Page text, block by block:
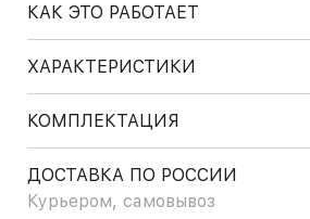
КАК ЭТО РАБОТАЕТ
ХАРАКТЕРИСТИКИ
КОМПЛЕКТАЦИЯ
ДОСТАВКА ПО РОССИИ
Курьером, самовывоз